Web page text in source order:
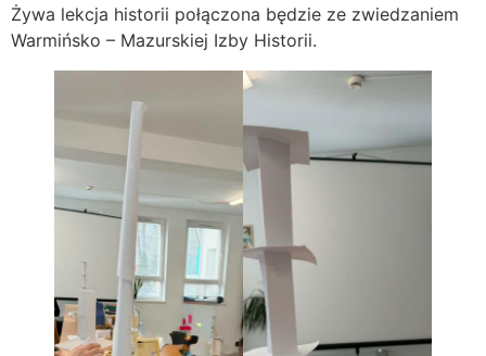
Żywa lekcja historii połączona będzie ze zwiedzaniem
Warmińsko – Mazurskiej Izby Historii.